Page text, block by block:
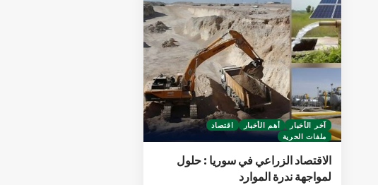
آخر الأخبار أهم الأخبار
اقتصاد
ملفات الحرية
الاقتصاد الزراعي في سوريا : حلول
لمواجهة ندرة الموارد